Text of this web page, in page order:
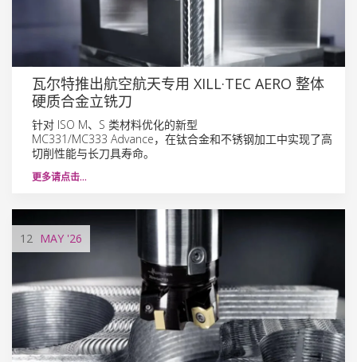
瓦尔特推出航空航天专用 XILL·TEC AERO 整体
硬质合金立铣刀
针对 ISO M、S 类材料优化的新型
MC331/MC333 Advance，在钛合金和不锈钢加工中实现了高
切削性能与长刀具寿命。
更多请点击…
12 MAY '26